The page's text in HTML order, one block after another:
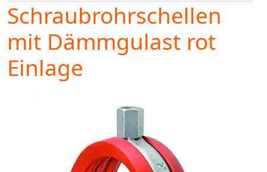
Schraubrohrschellen
mit Dämmgulast rot
Einlage